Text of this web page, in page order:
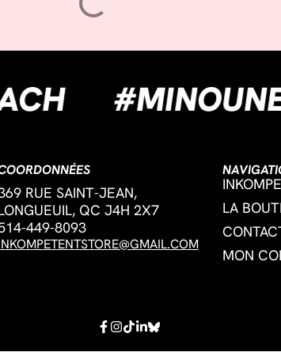
RUE SAINT-JEAN,
QC J4H 2X7
449-8093
LA
MON